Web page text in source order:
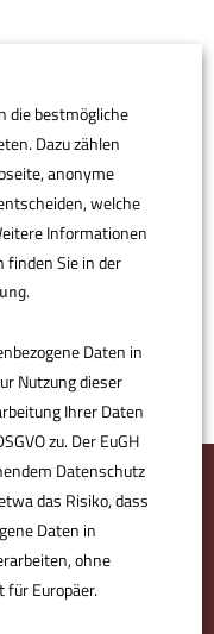
die bestmögliche
Dazu zählen
anonyme
welche
Informationen
finden Sie in der
.
Daten in
Nutzung dieser
Ihrer Daten
zu. Der EuGH
Datenschutz
das Risiko, dass
Daten in
ohne
für Europäer.